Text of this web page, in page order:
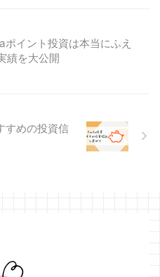
ポイント投資は本当にふえ
績を大公開
すめの投資信